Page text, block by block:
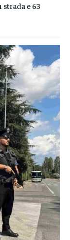
e 63